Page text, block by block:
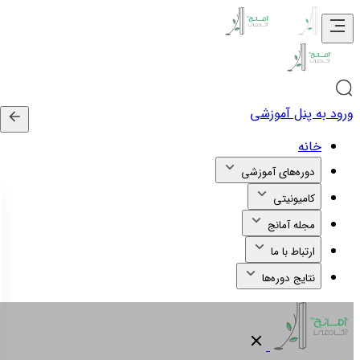
ورود به پنل آموزشی
خانه
دوره‌های آموزشی
کامیونیتی
مجله آمانج
ارتباط با ما
نتایج دوره‌ها